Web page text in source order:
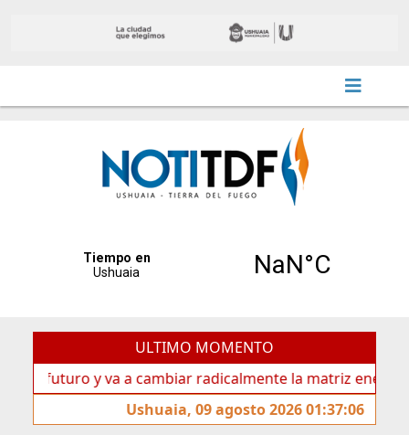
ULTIMO MOMENTO
y va a cambiar radicalmente la matriz energética de
Ushuaia, 09 agosto 2026 01:37:06